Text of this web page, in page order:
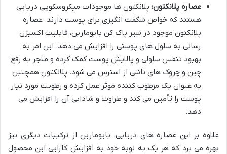
عصاره پلانکتون: پلانکتون ها موجودات میکروسکوپی دریایی
هستند که خواص شگفت انگیزی برای پوست دارند. عصاره
پلانکتون موجود در شیر پاک کن بایومارین، قابلیت اکسیژن
رسانی به سلول های پوستی را افزایش می دهد. این امر به
بهبود تنفس سلولی و پالایش پوست کمک کرده و منجر به رفع
چین و چروک های ناشی از استرس می شود. پلانکتون همچنین
به عنوان یک مرطوب کننده موثر عمل کرده و رطوبت مورد نیاز
پوست را تأمین می کند و طراوت و شادابی آن را افزایش می
دهد.
علاوه بر این عصاره های دریایی، بایومارین از ترکیبات دیگری نیز
بهره می برد که هر یک به نوبه خود به افزایش کارایی این محصول